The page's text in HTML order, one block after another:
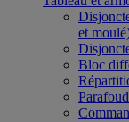
et
Bloc